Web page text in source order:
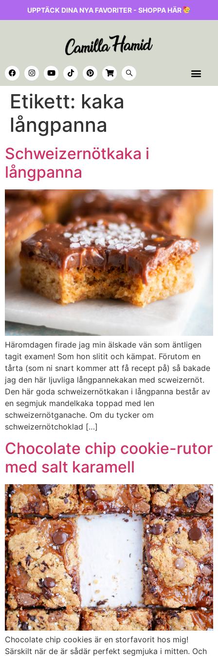
UPPTÄCK DINA NYA FAVORITER - SHOPPA HÄR
Etikett: kaka
långpanna
Schweizernötkaka i
långpanna
Häromdagen firade jag min älskade vän som äntligen
tagit examen! Som hon slitit och kämpat. Förutom en
tårta (som ni snart kommer att få recept på) så bakade
jag den här ljuvliga långpannekakan med scweizernöt.
Den här goda schweizernötkakan i långpanna består av
en segmjuk mandelkaka toppad med len
schweizernötganache. Om du tycker om
schweizernötchoklad […]
Chocolate chip cookie-rutor
med salt karamell
Chocolate chip cookies är en storfavorit hos mig!
Särskilt när de är sådär perfekt segmjuka i mitten. Och